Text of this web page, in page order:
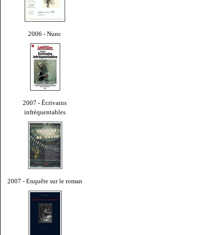
2006 - Nunc
2007 - Écrivains
infréquentables
2007 - Enquête sur le roman